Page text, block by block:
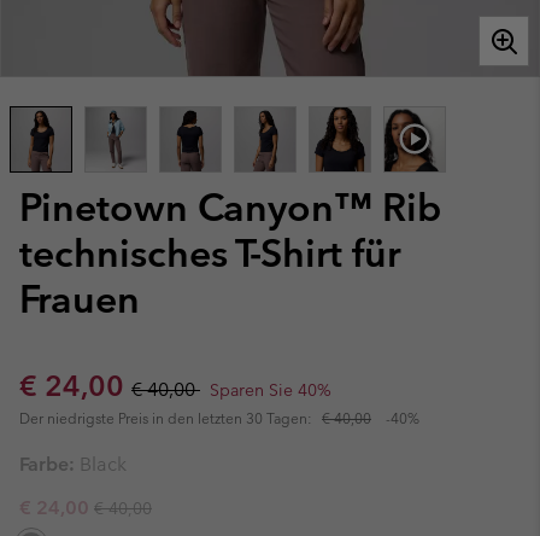
Pinetown Canyon™ Rib
technisches T-Shirt für
Frauen
Sale price:
€ 24,00 Regular price:
€ 40,00 Sparen Sie 40%
Der niedrigste Preis in den letzten 30 Tagen: € 40,00 -40%
Farbe: Black
Sale price:
€ 24,00 Regular price:
€ 40,00